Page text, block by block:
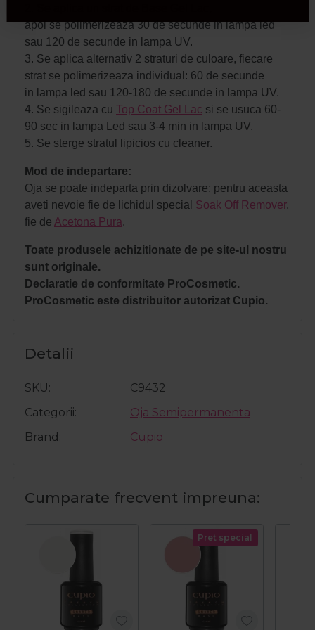
apoi se polimerizeaza 30 de secunde in lampa led
sau 120 de secunde in lampa UV.
3. Se aplica alternativ 2 straturi de culoare, fiecare
strat se polimerizeaza individual: 60 de secunde
in lampa led sau 120-180 de secunde in lampa UV.
4. Se sigileaza cu Top Coat Gel Lac si se usuca 60-
90 sec in lampa Led sau 3-4 min in lampa UV.
5. Se sterge stratul lipicios cu cleaner.
Mod de indepartare:
Oja se poate indeparta prin dizolvare; pentru aceasta
aveti nevoie fie de lichidul special Soak Off Remover,
fie de Acetona Pura.
Toate produsele achizitionate de pe site-ul nostru
sunt originale.
Declaratie de conformitate ProCosmetic.
ProCosmetic este distribuitor autorizat Cupio.
Detalii
SKU
C9432
Categorii
Oja Semipermanenta
Brand
Cupio
Cumparate frecvent impreuna:
Pret special